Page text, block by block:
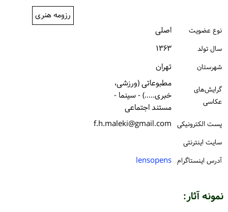
رزومه هنری
نوع عضویت اصلی
سال تولد ۱۳۶۳
شهرستان تهران
گرایش‌های
عکاسی
مطبوعاتی (ورزشی،
خبری.....) - سینما -
مستند اجتماعی
پست الكترونیكی f.h.maleki@gmail.com
سایت اینترنتی
آدرس اینستاگرام lensopens
نمونه آثار: